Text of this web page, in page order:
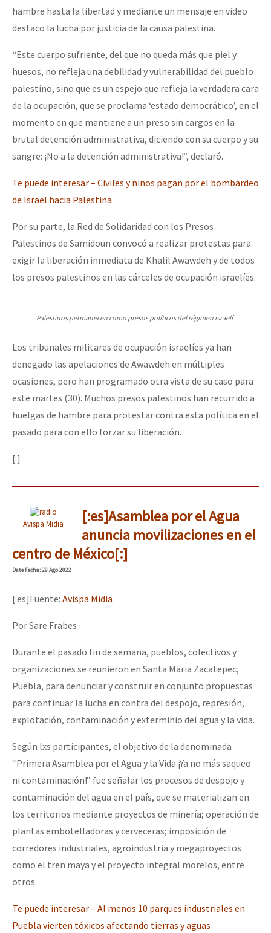
hambre hasta la libertad y mediante un mensaje en video
destaco la lucha por justicia de la causa palestina.
“Este cuerpo sufriente, del que no queda más que piel y
huesos, no refleja una debilidad y vulnerabilidad del pueblo
palestino, sino que es un espejo que refleja la verdadera cara
de la ocupación, que se proclama ‘estado democrático’, en el
momento en que mantiene a un preso sin cargos en la
brutal detención administrativa, diciendo con su cuerpo y su
sangre: ¡No a la detención administrativa!”, declaró.
Te puede interesar – Civiles y niños pagan por el bombardeo
de Israel hacia Palestina
Por su parte, la Red de Solidaridad con los Presos
Palestinos de Samidoun convocó a realizar protestas para
exigir la liberación inmediata de Khalil Awawdeh y de todos
los presos palestinos en las cárceles de ocupación israelíes.
Palestinos permanecen como presos políticos del régimen israelí
Los tribunales militares de ocupación israelíes ya han
denegado las apelaciones de Awawdeh en múltiples
ocasiones, pero han programado otra vista de su caso para
este martes (30). Muchos presos palestinos han recurrido a
huelgas de hambre para protestar contra esta política en el
pasado para con ello forzar su liberación.
[:]
Avispa Midia
[:es]Asamblea por el Agua
anuncia movilizaciones en el
centro de México[:]
DateFecha: 29 Ago 2022
[:es]Fuente: Avispa Midia
Por Sare Frabes
Durante el pasado fin de semana, pueblos, colectivos y
organizaciones se reunieron en Santa Maria Zacatepec,
Puebla, para denunciar y construir en conjunto propuestas
para continuar la lucha en contra del despojo, represión,
explotación, contaminación y exterminio del agua y la vida.
Según lxs participantes, el objetivo de la denominada
“Primera Asamblea por el Agua y la Vida ¡Ya no más saqueo
ni contaminación!” fue señalar los procesos de despojo y
contaminación del agua en el país, que se materializan en
los territorios mediante proyectos de minería; operación de
plantas embotelladoras y cerveceras; imposición de
corredores industriales, agroindustria y megaproyectos
como el tren maya y el proyecto integral morelos, entre
otros.
Te puede interesar – Al menos 10 parques industriales en
Puebla vierten tóxicos afectando tierras y aguas